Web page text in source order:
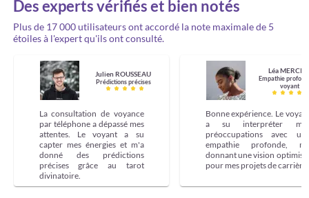
Des experts vérifiés et bien notés
Plus de 17 000 utilisateurs ont accordé la note maximale de 5
étoiles à l'expert qu'ils ont consulté.
Julien ROUSSEAU
Prédictions précises
La consultation de voyance
par téléphone a dépassé mes
attentes. Le voyant a su
capter mes énergies et m'a
donné des prédictions
précises grâce au tarot
divinatoire.
Léa
Empathie
voyant
Bonne expérience. Le
a su interpréter
préoccupations avec
empathie profonde,
donnant une vision
pour mes projets de carrière.